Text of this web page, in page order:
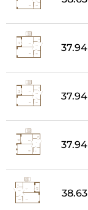
37.94
37.94
37.94
38.63